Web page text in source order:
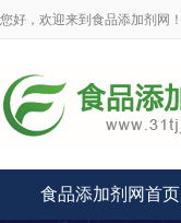
您好，欢迎来到食品添加剂网！
食品添加剂网首页